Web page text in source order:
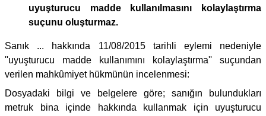
uyuşturucu madde kullanılmasını kolaylaştırma
suçunu oluşturmaz.
Sanık ... hakkında 11/08/2015 tarihli eylemi nedeniyle
''uyuşturucu madde kullanımını kolaylaştırma'' suçundan
verilen mahkûmiyet hükmünün incelenmesi:
Dosyadaki bilgi ve belgelere göre; sanığın bulundukları
metruk bina içinde hakkında kullanmak için uyuşturucu